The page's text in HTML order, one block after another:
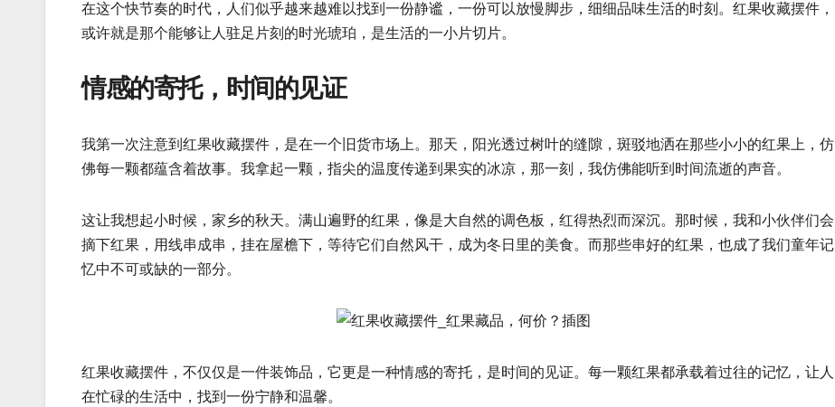
在这个快节奏的时代，人们似乎越来越难以找到一份静谧，一份可以放慢脚步，细细品味生活的时刻。红果收藏摆件，
或许就是那个能够让人驻足片刻的时光琥珀，是生活的一小片切片。
情感的寄托，时间的见证
我第一次注意到红果收藏摆件，是在一个旧货市场上。那天，阳光透过树叶的缝隙，斑驳地洒在那些小小的红果上，仿
佛每一颗都蕴含着故事。我拿起一颗，指尖的温度传递到果实的冰凉，那一刻，我仿佛能听到时间流逝的声音。
这让我想起小时候，家乡的秋天。满山遍野的红果，像是大自然的调色板，红得热烈而深沉。那时候，我和小伙伴们会
摘下红果，用线串成串，挂在屋檐下，等待它们自然风干，成为冬日里的美食。而那些串好的红果，也成了我们童年记
忆中不可或缺的一部分。
红果收藏摆件，不仅仅是一件装饰品，它更是一种情感的寄托，是时间的见证。每一颗红果都承载着过往的记忆，让人
在忙碌的生活中，找到一份宁静和温馨。